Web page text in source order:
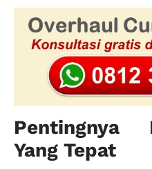
Pentingnya
Yang Tepat